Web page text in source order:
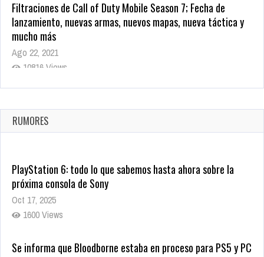
Filtraciones de Call of Duty Mobile Season 7; Fecha de
lanzamiento, nuevas armas, nuevos mapas, nueva táctica y
mucho más
Ago 22, 2021
10816 Views
La configuración de Call of Duty 2021 aparentemente ya fue
Ago 8, 2021
10001 Views
RUMORES
PlayStation 6: todo lo que sabemos hasta ahora sobre la
próxima consola de Sony
Oct 17, 2025
1600 Views
Se informa que Bloodborne estaba en proceso para PS5 y PC